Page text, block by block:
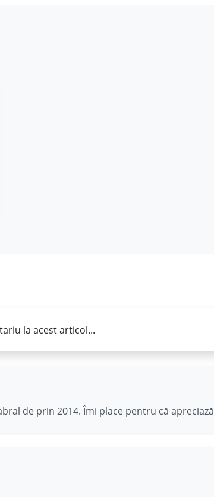
la acest articol...
de prin 2014. Îmi place pentru că apreciază